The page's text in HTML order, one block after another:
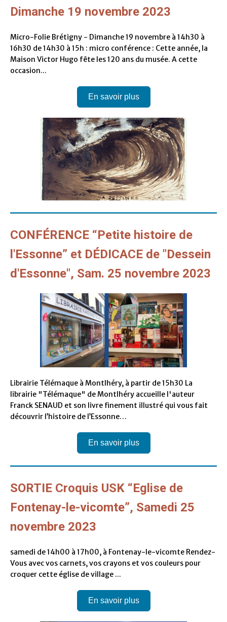
Dimanche 19 novembre 2023
Micro-Folie Brétigny - Dimanche 19 novembre à 14h30 à
16h30 de 14h30 à 15h : micro conférence : Cette année, la
Maison Victor Hugo fête les 120 ans du musée. A cette
occasion...
En savoir plus
CONFÉRENCE “Petite histoire de
l'Essonne” et DÉDICACE de "Dessein
d'Essonne", Sam. 25 novembre 2023
Librairie Télémaque à Montlhéry, à partir de 15h30 La
librairie "Télémaque" de Montlhéry accueille l'auteur
Franck SENAUD et son livre finement illustré qui vous fait
découvrir l’histoire de l’Essonne…
En savoir plus
SORTIE Croquis USK “Eglise de
Fontenay-le-vicomte”, Samedi 25
novembre 2023
samedi de 14h00 à 17h00, à Fontenay-le-vicomte Rendez-
Vous avec vos carnets, vos crayons et vos couleurs pour
croquer cette église de village ...
En savoir plus